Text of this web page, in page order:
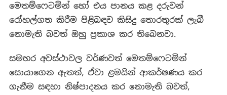
මෙතම්ෆෙටමින් හෝ එය පානය කළ දරුවන්
රෝහල්ගත කිරීම පිළිබඳව කිසිදු තොරතුරක් ලැබී
නොමැති බවත් ඔහු ප්‍රකාශ කර තිබෙනවා.
සමහර අවස්ථාවල වර්ණවත් මෙතම්ෆෙටමින්
සොයාගෙන ඇතත්, ඒවා ළමයින් ආකර්ෂණය කර
ගැනීම සඳහා නිෂ්පාදනය කර නොමැති බවත්,